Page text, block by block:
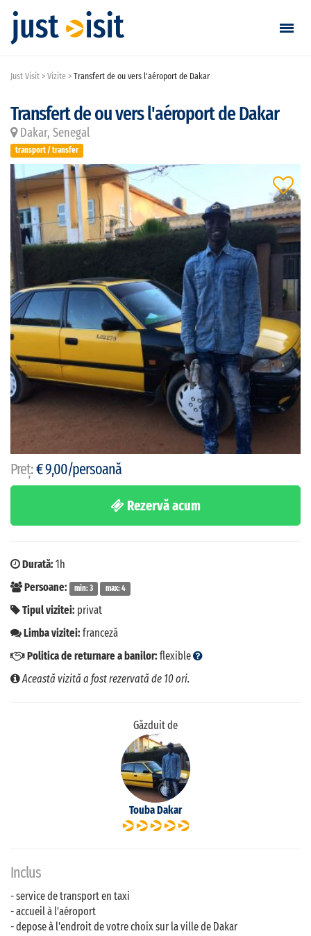
Just Visit Vizite Transfert de ou vers l'aéroport de Dakar
Transfert de ou vers l'aéroport de Dakar
Dakar, Senegal
transport / transfer
Preț:€ 9,00/persoană
Rezervă acum
Durată: 1h
Persoane:
min: 3 max: 4
Tipul vizitei: privat
Limba vizitei: franceză
Politica de returnare a banilor: flexible
Această vizită a fost rezervată de 10 ori.
Găzduit de
Touba Dakar
Inclus
- service de transport en taxi
- accueil à l'aéroport
- depose à l'endroit de votre choix sur la ville de Dakar
Vizitează
Găsește vizită
Login / Înregistrare
Favorite
Română
EUR